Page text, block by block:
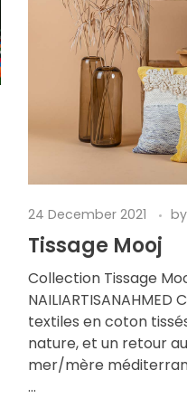
24 December 2021 by
Tissage Mooj
Collection Tissage
textiles en coton
nature, et un retour
mer/mère
...